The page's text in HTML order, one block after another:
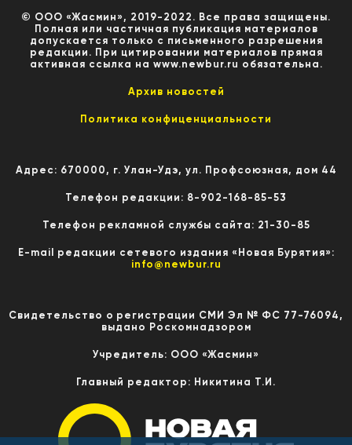
© ООО «Жасмин», 2019-2022. Все права защищены.
Полная или частичная публикация материалов
допускается только с письменного разрешения
редакции. При цитировании материалов прямая
активная ссылка на www.newbur.ru обязательна.
Архив новостей
Политика конфиценциальности
Адрес: 670000, г. Улан-Удэ, ул. Профсоюзная, дом 44
Телефон редакции: 8-902-168-85-53
Телефон рекламной службы сайта: 21-30-85
E-mail редакции сетевого издания «Новая Бурятия»:
info@newbur.ru
Свидетельство о регистрации СМИ Эл № ФС 77-76094,
выдано Роскомнадзором
Учредитель: ООО «Жасмин»
Главный редактор: Никитина Т.И.